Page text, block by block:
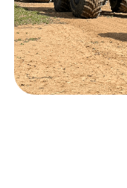
10 طلقات